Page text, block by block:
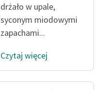
drżało w upale,
syconym miodowymi
zapachami...
Czytaj więcej